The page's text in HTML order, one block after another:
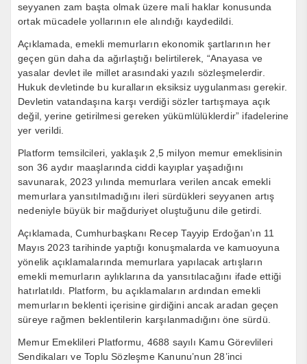
seyyanen zam başta olmak üzere mali haklar konusunda
ortak mücadele yollarının ele alındığı kaydedildi.
Açıklamada, emekli memurların ekonomik şartlarının her
geçen gün daha da ağırlaştığı belirtilerek, “Anayasa ve
yasalar devlet ile millet arasındaki yazılı sözleşmelerdir.
Hukuk devletinde bu kuralların eksiksiz uygulanması gerekir.
Devletin vatandaşına karşı verdiği sözler tartışmaya açık
değil, yerine getirilmesi gereken yükümlülüklerdir” ifadelerine
yer verildi.
Platform temsilcileri, yaklaşık 2,5 milyon memur emeklisinin
son 36 aydır maaşlarında ciddi kayıplar yaşadığını
savunarak, 2023 yılında memurlara verilen ancak emekli
memurlara yansıtılmadığını ileri sürdükleri seyyanen artış
nedeniyle büyük bir mağduriyet oluştuğunu dile getirdi.
Açıklamada, Cumhurbaşkanı Recep Tayyip Erdoğan’ın 11
Mayıs 2023 tarihinde yaptığı konuşmalarda ve kamuoyuna
yönelik açıklamalarında memurlara yapılacak artışların
emekli memurların aylıklarına da yansıtılacağını ifade ettiği
hatırlatıldı. Platform, bu açıklamaların ardından emekli
memurların beklenti içerisine girdiğini ancak aradan geçen
süreye rağmen beklentilerin karşılanmadığını öne sürdü.
Memur Emeklileri Platformu, 4688 sayılı Kamu Görevlileri
Sendikaları ve Toplu Sözleşme Kanunu’nun 28’inci